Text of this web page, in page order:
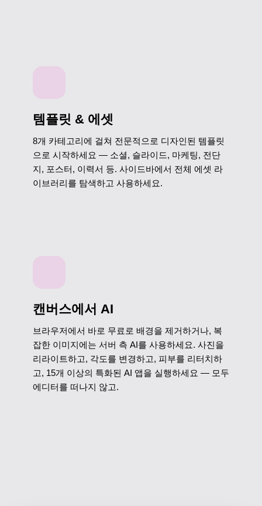
템플릿 & 에셋
8개 카테고리에 걸쳐 전문적으로 디자인된 템플릿
으로 시작하세요 — 소셜, 슬라이드, 마케팅, 전단
지, 포스터, 이력서 등. 사이드바에서 전체 에셋 라
이브러리를 탐색하고 사용하세요.
캔버스에서 AI
브라우저에서 바로 무료로 배경을 제거하거나, 복
잡한 이미지에는 서버 측 AI를 사용하세요. 사진을
리라이트하고, 각도를 변경하고, 피부를 리터치하
고, 15개 이상의 특화된 AI 앱을 실행하세요 — 모두
에디터를 떠나지 않고.